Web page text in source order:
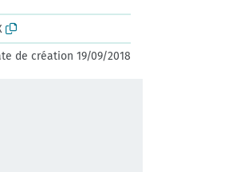
de création 19/09/2018